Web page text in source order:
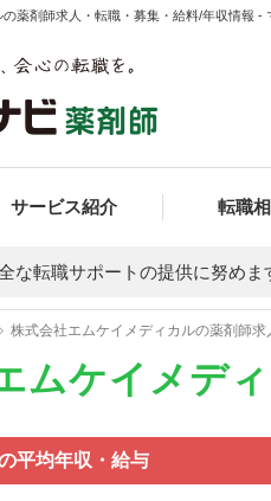
薬剤師求人・転職・募集・給料/年収情報 -
サービス紹介 転職
な転職サポートの提供に努めま
株式会社エムケイメディカルの薬剤師求
ムケイメデ
平均年収・給与